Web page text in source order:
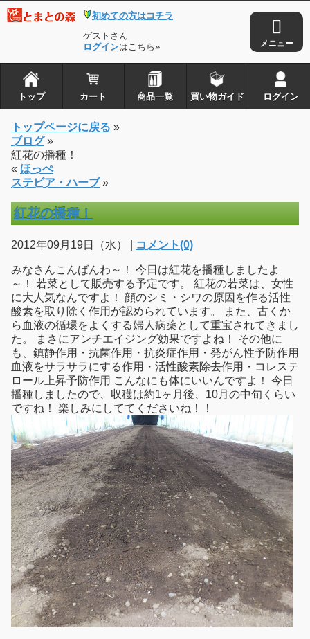
初めての方はコチラ
ゲストさん
ログインはこちら»
トップ カート 商品一覧 買い物ガイド ログイン
トップページに戻る »
ブログ»
紅花の播種！
« ほっぺ
ステビア・ハーブ»
紅花の播種！
2012年09月19日（水） | コメント(0)
みなさんこんばんわ～！ 今日は紅花を播種しましたよ
～！ 若菜として販売する予定です。 紅花の若菜は、女性
に大人気なんですよ！ 顔のシミ・シワの原因を作る活性
酸素を取り除く作用が認められています。 また、古くか
ら血液の循環をよくする婦人病薬として重宝されてきまし
た。 まさにアンチエイジング効果ですよね！ その他に
も、鎮静作用・抗菌作用・抗炎症作用・発がん性予防作用
血液をサラサラにする作用・活性酸素除去作用・コレステ
ロール上昇予防作用 こんなにも体にいいんですよ！ 今日
播種しましたので、収穫は約1ヶ月後、10月の中旬くらい
ですね！ 楽しみにしててくださいね！！